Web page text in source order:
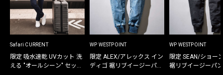
Safari CURRENT
限定 吸水速乾 UVカット 洗
える "オールシーン" セット
WP WESTPOINT
限定 ALEX/アレックス イン
ディゴ 裾リブイージーパン
WP WESTPOINT
限定 SEAN/ショー
裾リブイージーパ